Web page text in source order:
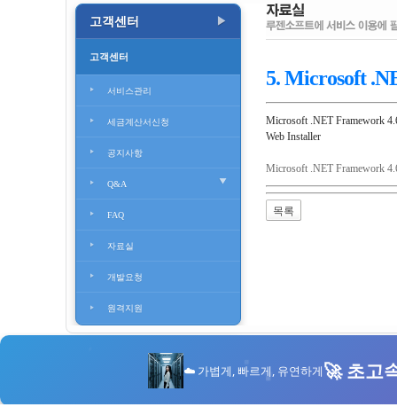
고객센터 ▶
고객센터
서비스관리
세금계산서신청
공지사항
Q&A
FAQ
자료실
개발요청
원격지원
5. Microsoft
Microsoft .NET Framework
Web Installer
Microsoft .NET Framework